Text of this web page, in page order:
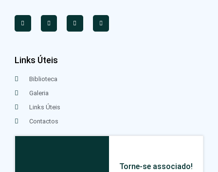
Links Úteis
Biblioteca
Galeria
Links Úteis
Contactos
Torne-se associado!